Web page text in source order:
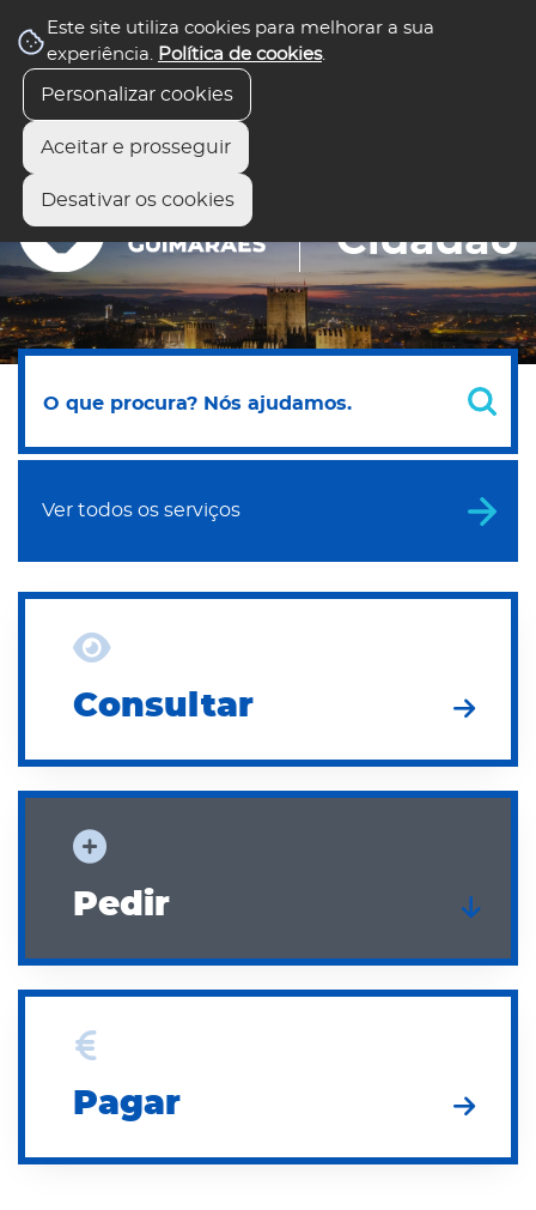
Este site utiliza cookies para melhorar a sua
experiência. Política de cookies.
Personalizar cookies
Aceitar e prosseguir
Desativar os cookies
Balcão Virtual
Todos os serviços Fale com o presidente
Cidadão
Ver todos os serviços
Consultar
Pedir
Pagar